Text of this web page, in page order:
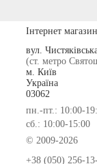
Інтернет
вул.
(ст. метро
м. Київ
Україна
03062
пн.-пт.: 10:00-
сб.: 10:00-15:00
© 2009-2026
+38 (050) 256-